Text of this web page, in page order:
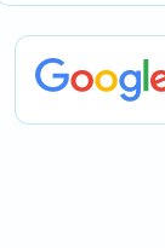
Life&Mobility
Devron
Derby cycle